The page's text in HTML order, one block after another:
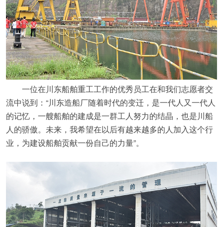
一位在川东船舶重工工作的优秀员工在和我们志愿者交
流中说到：“川东造船厂随着时代的变迁，是一代人又一代人
的记忆，一艘船舶的建成是一群工人努力的结晶，也是川船
人的骄傲。未来，我希望在以后有越来越多的人加入这个行
业，为建设船舶贡献一份自己的力量”。